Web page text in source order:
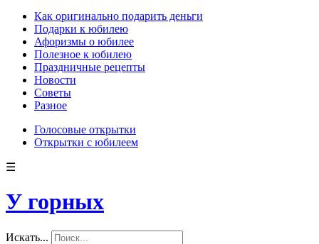
Как оригинально подарить деньги
Подарки к юбилею
Афоризмы о юбилее
Полезное к юбилею
Праздничные рецепты
Новости
Советы
Разное
Голосовые открытки
Открытки с юбилеем
☰
У горных
Искать...